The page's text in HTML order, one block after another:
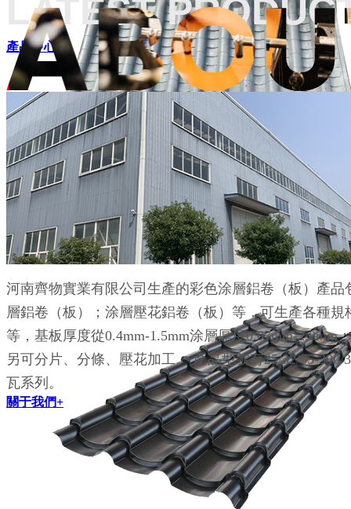
仿古瓦源頭廠家
仿古瓦面積大，重量輕，超強自潔功能，易于安裝和
LATEST
產品中心+
河南齊物實業有限公司生產的彩色涂層鋁卷（板）產
層鋁卷（板）；涂層壓花鋁卷（板）等，可生產各種規
等，基板厚度從0.4mm-1.5mm涂層厚度0.07mm-2.0mm
另可分片、分條、壓花加工。 產品型號有25/32/65-300/
瓦系列。
關于我們+